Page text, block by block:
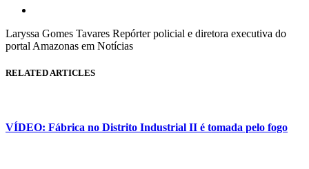
Laryssa Gomes Tavares Repórter policial e diretora executiva do
portal Amazonas em Notícias
RELATED ARTICLES
VÍDEO: Fábrica no Distrito Industrial II é tomada pelo fogo